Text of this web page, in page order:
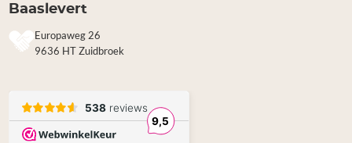
Baaslevert
Europaweg 26
9636 HT Zuidbroek